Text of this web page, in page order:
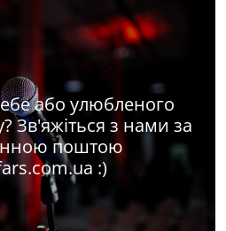
або улюбленого
Зв'яжіться з нами за
поштою
:)